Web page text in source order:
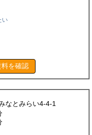
い
料を確認
なとみらい4-4-1